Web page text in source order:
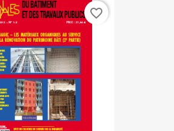
favorite_border